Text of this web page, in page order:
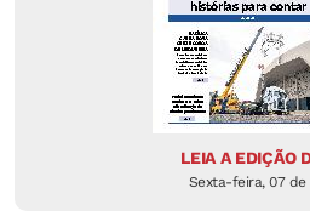
LEIA A EDIÇÃO
Sexta-feira, 07 de